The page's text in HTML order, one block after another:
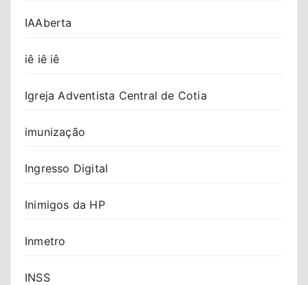
IAAberta
iê iê iê
Igreja Adventista Central de Cotia
imunização
Ingresso Digital
Inimigos da HP
Inmetro
INSS